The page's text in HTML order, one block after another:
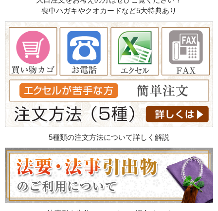
喪中ハガキやクオカードなど5大特典あり
5種類の注文方法について詳しく解説